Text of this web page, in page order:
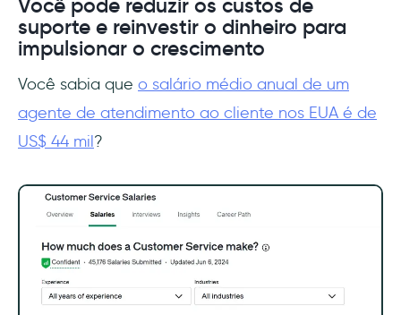
Você pode reduzir os custos de
suporte e reinvestir o dinheiro para
impulsionar o crescimento
Você sabia que o salário médio anual de um
agente de atendimento ao cliente nos EUA é de
US$ 44 mil?